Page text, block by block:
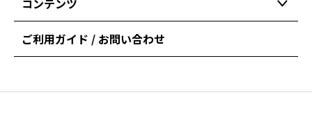
コンテンツ
ご利用ガイド / お問い合わせ